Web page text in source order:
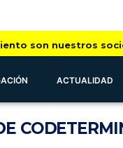
son nuestros
ACTUALIDAD